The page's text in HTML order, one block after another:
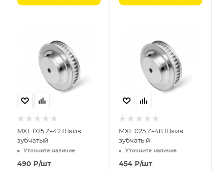
MXL 025 Z=42 Шкив
зубчатый
Уточните наличие
490 ₽/шт
MXL 025 Z=48 Шкив
зубчатый
Уточните наличие
454 ₽/шт